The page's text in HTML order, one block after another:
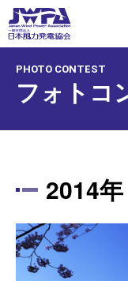
PHOTO CONTEST
フォトコ
2014年